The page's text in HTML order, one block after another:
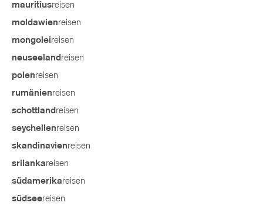
mauritiusreisen
moldawienreisen
mongoleireisen
neuseeland reisen
polenreisen
rumänienreisen
schottland reisen
seychellenreisen
skandinavienreisen
srilankareisen
südamerikareisen
südseereisen